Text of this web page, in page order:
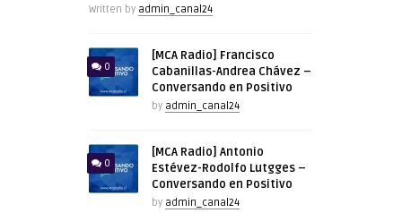
Written by admin_canal24
0
[MCA Radio] Francisco
Cabanillas-Andrea Chávez –
Conversando en Positivo
by admin_canal24
0
[MCA Radio] Antonio
Estévez-Rodolfo Lutgges –
Conversando en Positivo
by admin_canal24